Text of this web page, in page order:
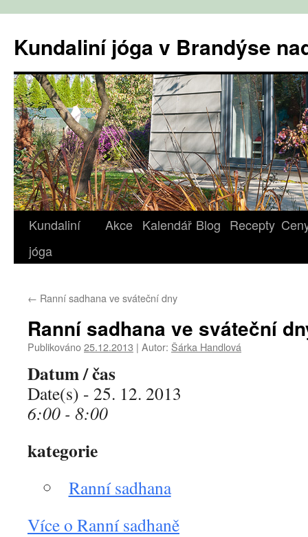
obsahu
webu
Kundaliní jóga v Brandýse
Kundaliní
jóga
Akce Kalendář Blog Recepty
← Ranní sadhana ve sváteční dny
Ranní sadhana ve sváteční
Publikováno25.12.2013 | Autor: Šárka Handlová
Datum / čas
Date(s) - 25. 12. 2013
6:00 - 8:00
kategorie
Ranní sadhana
Více o Ranní sadhaně